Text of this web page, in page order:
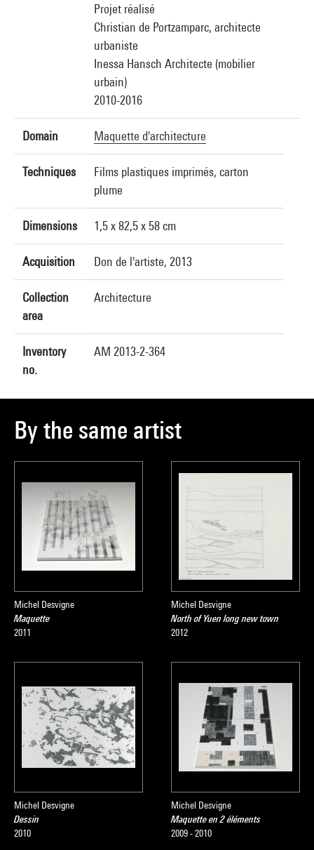
Projet réalisé
Christian de Portzamparc, architecte
urbaniste
Inessa Hansch Architecte (mobilier
urbain)
2010-2016
Domain Maquette d'architecture
Techniques
Films plastiques imprimés, carton
plume
Dimensions 1,5 x 82,5 x 58 cm
Acquisition Don de l'artiste, 2013
Collection
area
Architecture
Inventory
no.
AM 2013-2-364
By the same artist
Michel Desvigne
Maquette
2011
Michel Desvigne
North of Yuen long new town
2012
Michel Desvigne
Dessin
2010
Michel Desvigne
Maquette en 2 éléments
2009 - 2010